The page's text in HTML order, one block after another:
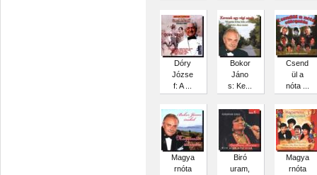
Dóry
Józse
f: A ...
Bokor
Jáno
s: Ke...
Csend
ül a
nóta ...
Magya
rnóta
Biró
uram,
Magya
rnóta